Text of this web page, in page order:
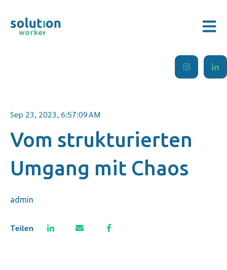
Sep 23, 2023, 6:57:09 AM
Vom strukturierten
Umgang mit Chaos
admin
Teilen